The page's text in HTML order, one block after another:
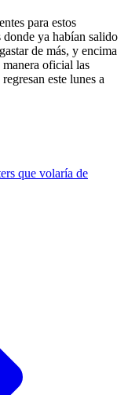
para estos
ya habían salido
de más, y encima
manera oficial las
este lunes a
que volaría de